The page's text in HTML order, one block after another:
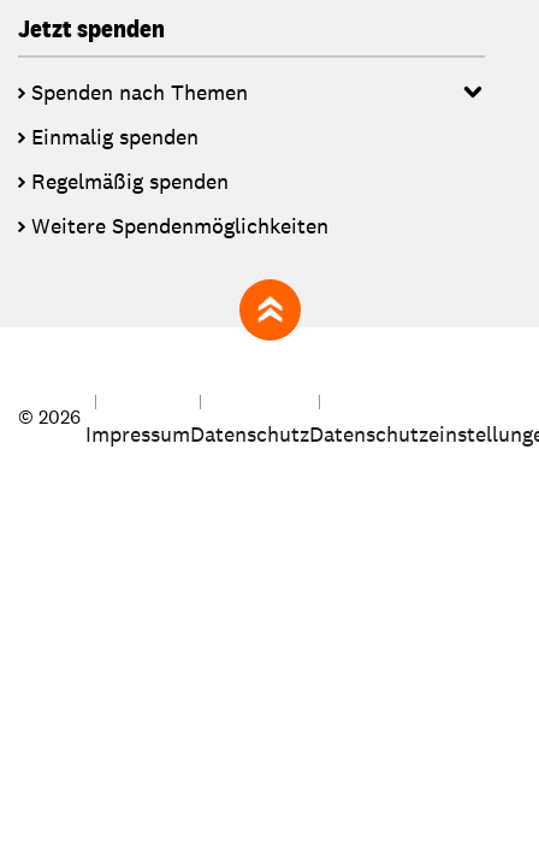
Jetzt spenden
Spenden nach Themen
Einmalig spenden
Regelmäßig spenden
Weitere Spendenmöglichkeiten
zum Seitenanfang
© 2026
ImpressumDatenschutz